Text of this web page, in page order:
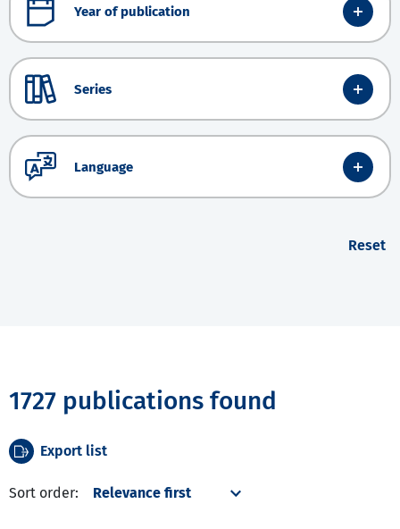
Year of publication
Series
Language
Reset
1727 publications found
Export list
Sort order: